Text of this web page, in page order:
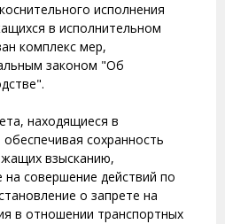
исполнения
в исполнительном
комплекс мер,
законом "Об
находящиеся в
сохранность
взысканию,
на совершение действий по
о запрете на
в отношении транспортных